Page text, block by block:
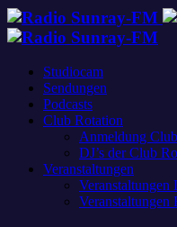
Studiocam
Sendungen
Podcasts
Club Rotation
Anmeldung
DJ’s der Club
Veranstaltungen
Veranstaltungen
Veranstaltungen